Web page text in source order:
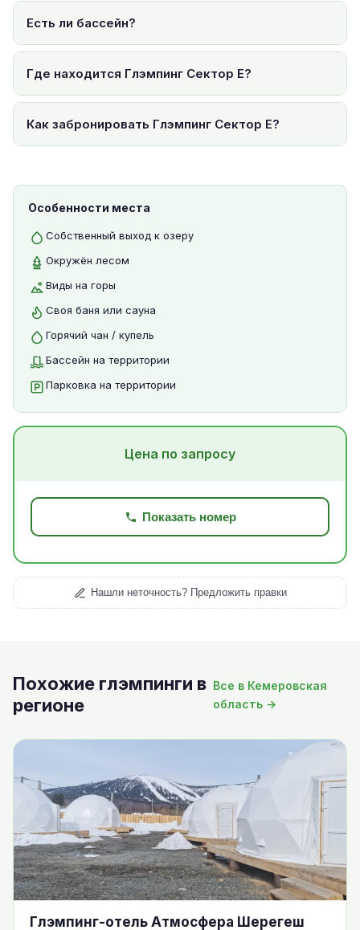
Есть ли бассейн?
Где находится Глэмпинг Сектор Е?
Как забронировать Глэмпинг Сектор Е?
Особенности места
Собственный выход к озеру
Окружён лесом
Виды на горы
Своя баня или сауна
Горячий чан / купель
Бассейн на территории
Парковка на территории
Цена по запросу
Показать номер
Нашли неточность? Предложить правки
Похожие глэмпинги в
регионе
Все в Кемеровская
область →
Глэмпинг-отель Атмосфера Шерегеш